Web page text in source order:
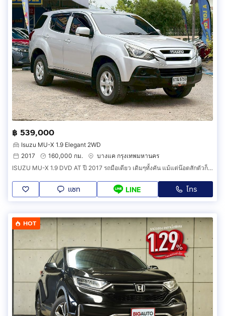
฿ 539,000
Isuzu MU-X 1.9 Elegant 2WD
2017
160,000 กม.
บางแค กรุงเทพมหานคร
ISUZU MU-X 1.9 DVD AT ปี 2017 รถมือเดียว เดิมๆทั้งคัน แม้แต่น๊อตสักตัวก็ยังไม่เคยไข PPV 7 ที่นั่ง ที่ขึ้นชื่อเรื่อง “ทน ประหยัด ขับสบาย ดูแล
แชท LINE โทร
HOT